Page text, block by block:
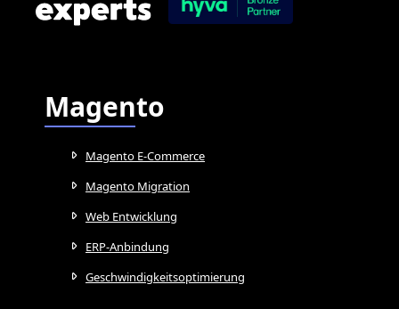
Magento
Magento E-Commerce
Magento Migration
Web Entwicklung
ERP-Anbindung
Geschwindigkeitsoptimierung